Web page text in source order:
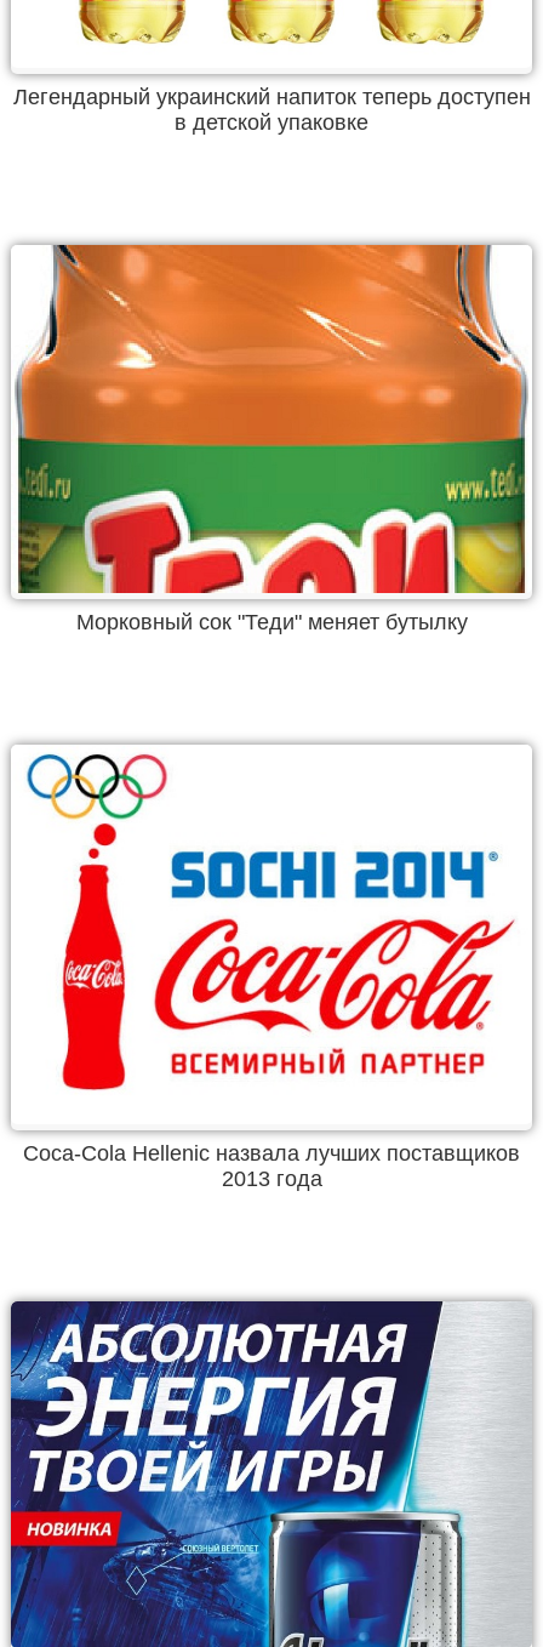
Легендарный украинский напиток теперь доступен
в детской упаковке
Морковный сок "Теди" меняет бутылку
Coca-Cola Hellenic назвала лучших поставщиков
2013 года